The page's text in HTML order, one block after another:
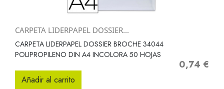
CARPETA LIDERPAPEL DOSSIER...
CARPETA LIDERPAPEL DOSSIER BROCHE 34044
POLIPROPILENO DIN A4 INCOLORA 50 HOJAS
Precio
0,74 €
Añadir al carrito